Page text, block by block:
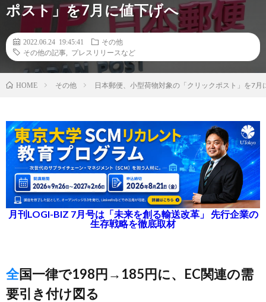
ポスト」を7月に値下げへ
2022.06.24 19:45:41
その他
その他の記事
プレスリリースなど
HOME その他 日本郵便、小型荷物対象の「クリックポスト」を7月
月刊LOGI-BIZ 7月号は「未来を創る輸送改革」 先行企業の
生存戦略を徹底取材
全国一律で198円→185円に、EC関連の需
要引き付け図る